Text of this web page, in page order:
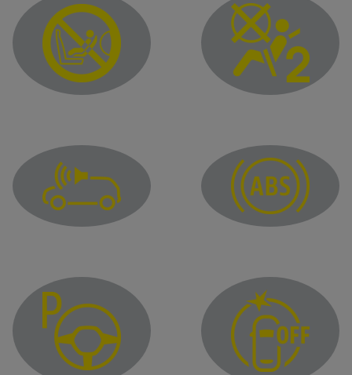
Passenger airbag ON Passenger airbag OFF
Pedestrian horn fault warning light Anti-lock braking